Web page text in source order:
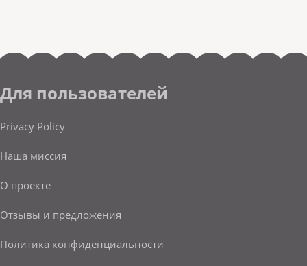
Для пользователей
Privacy Policy
Наша миссия
О проекте
Отзывы и предложения
Политика конфиденциальности